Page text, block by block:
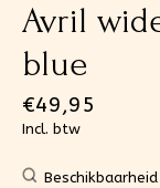
Avril
blue
€49,95
Incl. btw